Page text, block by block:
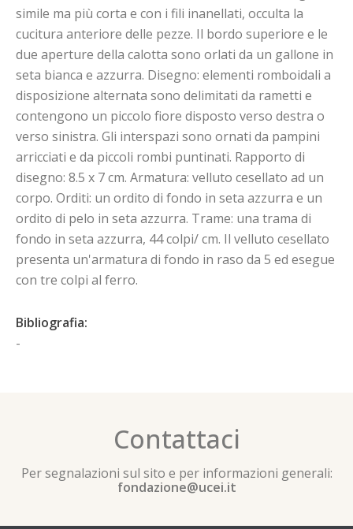
simile ma più corta e con i fili inanellati, occulta la
cucitura anteriore delle pezze. Il bordo superiore e le
due aperture della calotta sono orlati da un gallone in
seta bianca e azzurra. Disegno: elementi romboidali a
disposizione alternata sono delimitati da rametti e
contengono un piccolo fiore disposto verso destra o
verso sinistra. Gli interspazi sono ornati da pampini
arricciati e da piccoli rombi puntinati. Rapporto di
disegno: 8.5 x 7 cm. Armatura: velluto cesellato ad un
corpo. Orditi: un ordito di fondo in seta azzurra e un
ordito di pelo in seta azzurra. Trame: una trama di
fondo in seta azzurra, 44 colpi/ cm. Il velluto cesellato
presenta un'armatura di fondo in raso da 5 ed esegue
con tre colpi al ferro.
Bibliografia:
-
Contattaci
Per segnalazioni sul sito e per informazioni generali:
fondazione@ucei.it